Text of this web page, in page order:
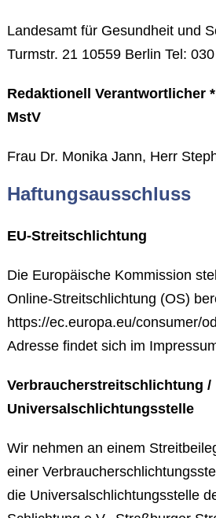
Landesamt für Gesundheit und
Turmstr. 21 10559 Berlin Tel:
Redaktionell Verantwortlicher
MstV
Frau Dr. Monika Jann, Herr
Haftungsausschluss
EU-Streitschlichtung
Die Europäische Kommission
Online-Streitschlichtung (OS)
https://ec.europa.eu/consumer/
Adresse findet sich im
Verbraucherstreitschlichtung /
Universalschlichtungsstelle
Wir nehmen an einem
einer
die Universalschlichtungsstelle